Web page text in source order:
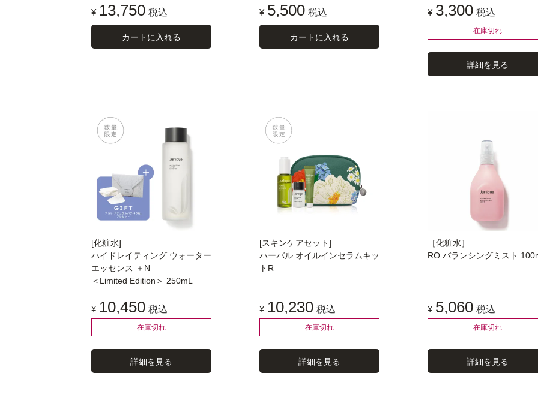
¥ 13,750 税込
カートに入れる
¥ 5,500 税込
カートに入れる
¥ 3,300 税込
在庫切れ
詳細を見る
[化粧水]
ハイドレイティング ウォーター
エッセンス ＋N
＜Limited Edition＞ 250mL
¥ 10,450 税込
在庫切れ
詳細を見る
[スキンケアセット]
ハーバル オイルインセラムキッ
トR
¥ 10,230 税込
在庫切れ
詳細を見る
［化粧水］
RO バランシングミスト
¥ 5,060 税込
在庫切れ
詳細を見る